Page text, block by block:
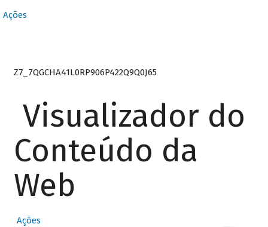
Ações
Z7_7QGCHA41L0RP906P422Q9Q0J65
Visualizador do
Conteúdo da
Web
Ações